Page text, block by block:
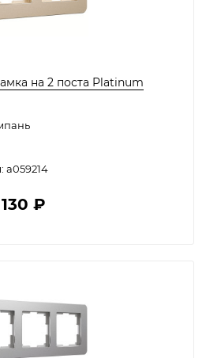
на 2 поста Platinum
a059214
₽